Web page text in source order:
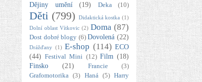
Dějiny umění
(19) Deka (10)
Děti (799) Didaktická kostka (1)
Dolní oblast Vítkovic (2) Doma (87)
Dost dobré blogy (6) Dovolená (22)
Drážďany (1) E-shop (114) ECO
(44) Festival Mini (12) Film (18)
Finsko
(21) Francie
(3)
Grafomotorika (3) Haná (5) Harry